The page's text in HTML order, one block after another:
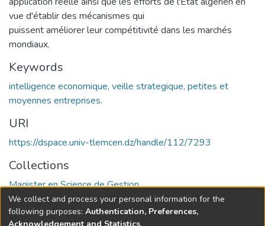
vue d'établir des mécanismes qui
puissent améliorer leur compétitivité dans les marchés
mondiaux.
Keywords
intelligence economique, veille strategique, petites et
moyennes entreprises.
URI
https://dspace.univ-tlemcen.dz/handle/112/7293
Collections
Magister en Science de Gestion
Full item page
We collect and process your personal information for the
following purposes: Authentication, Preferences,